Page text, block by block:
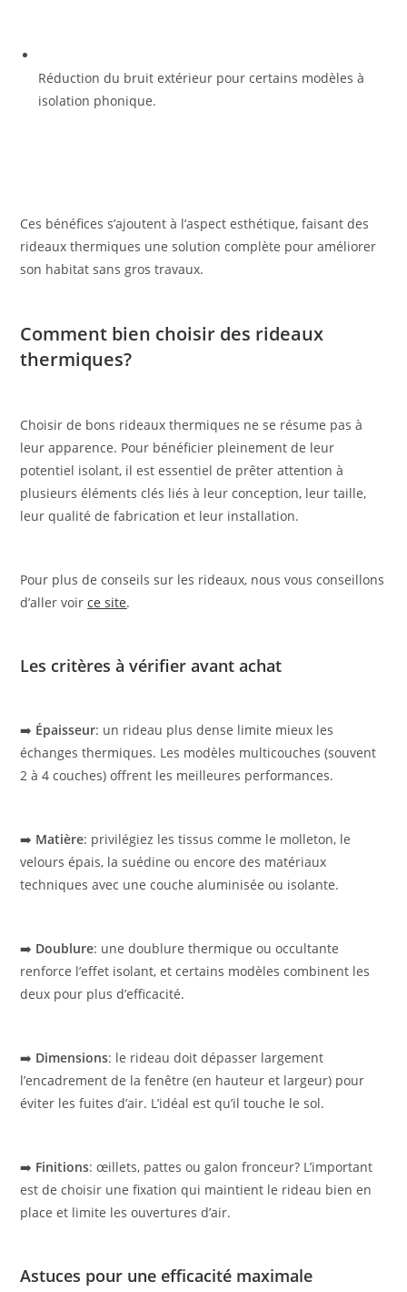
Réduction du bruit extérieur pour certains modèles à
isolation phonique.
Ces bénéfices s’ajoutent à l’aspect esthétique, faisant des
rideaux thermiques une solution complète pour améliorer
son habitat sans gros travaux.
Comment bien choisir des rideaux
thermiques?
Choisir de bons rideaux thermiques ne se résume pas à
leur apparence. Pour bénéficier pleinement de leur
potentiel isolant, il est essentiel de prêter attention à
plusieurs éléments clés liés à leur conception, leur taille,
leur qualité de fabrication et leur installation.
Pour plus de conseils sur les rideaux, nous vous conseillons
d’aller voirce site.
Les critères à vérifier avant achat
➡️ Épaisseur: un rideau plus dense limite mieux les
échanges thermiques. Les modèles multicouches (souvent
2 à 4 couches) offrent les meilleures performances.
➡️ Matière: privilégiez les tissus comme le molleton, le
velours épais, la suédine ou encore des matériaux
techniques avec une couche aluminisée ou isolante.
➡️ Doublure: une doublure thermique ou occultante
renforce l’effet isolant, et certains modèles combinent les
deux pour plus d’efficacité.
➡️ Dimensions: le rideau doit dépasser largement
l’encadrement de la fenêtre (en hauteur et largeur) pour
éviter les fuites d’air. L’idéal est qu’il touche le sol.
➡️ Finitions: œillets, pattes ou galon fronceur? L’important
est de choisir une fixation qui maintient le rideau bien en
place et limite les ouvertures d’air.
Astuces pour une efficacité maximale